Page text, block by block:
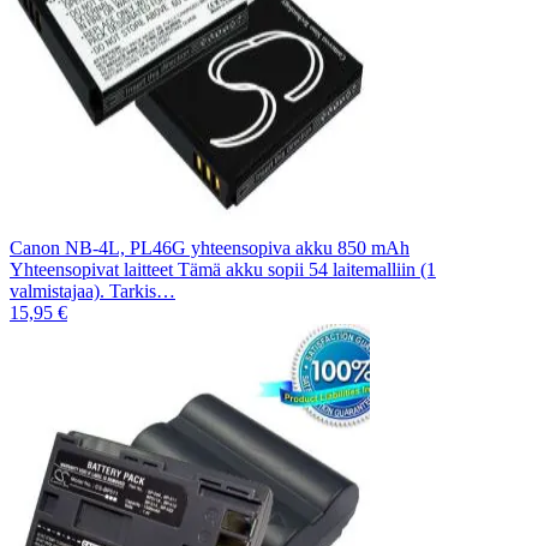
Canon NB-4L, PL46G yhteensopiva akku 850 mAh
Yhteensopivat laitteet Tämä akku sopii 54 laitemalliin (1
valmistajaa). Tarkis…
15,95 €